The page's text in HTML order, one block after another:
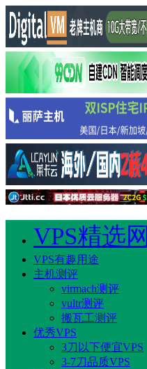
VPS精选网
VPS有趣用途
主机测评
virmach测评
vultr测评
搬瓦工测评
优秀VPS
3刀以下便宜VPS
3-7刀品质VPS